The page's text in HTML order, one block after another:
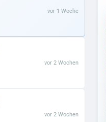
vor 1 Woche
vor 2 Wochen
vor 2 Wochen